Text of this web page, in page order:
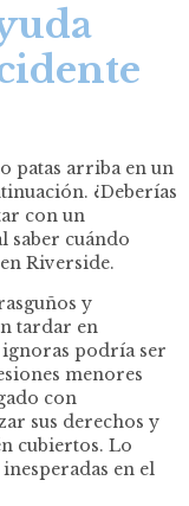
patas arriba en un
¿Deberías
con un
saber cuándo
Riverside.
y
tardar en
ignoras podría ser
menores
con
sus derechos y
cubiertos. Lo
en el